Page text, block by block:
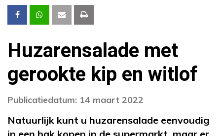
Huzarensalade met
gerookte kip en witlof
Publicatiedatum: 14 maart 2022
Natuurlijk kunt u huzarensalade eenvoudig